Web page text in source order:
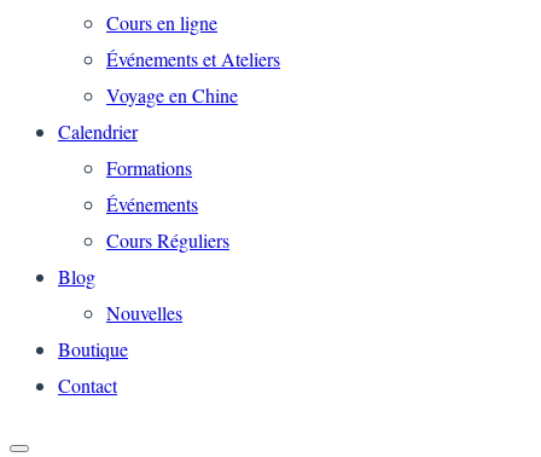
Cours en ligne
Événements et Ateliers
Voyage en Chine
Calendrier
Formations
Événements
Cours Réguliers
Blog
Nouvelles
Boutique
Contact